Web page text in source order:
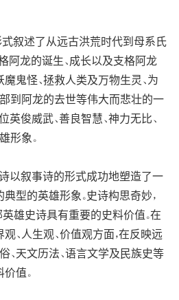
叙述了从远古洪荒时代到母系氏
阿龙的诞生、成长以及支格阿龙
魔鬼怪、拯救人类及万物生灵、为
到阿龙的去世等伟大而悲壮的一
英俊威武、善良智慧、神力无比、
形象。
以叙事诗的形式成功地塑造了一
型的英雄形象。史诗构思奇妙，
英雄史诗具有重要的史料价值。在
、人生观、价值观方面，在反映远
、天文历法、语言文学及民族史等
值。